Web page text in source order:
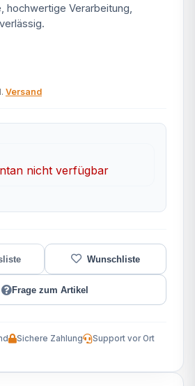
hochwertige Verarbeitung,
Versand
nicht verfügbar
Frage zum Artikel
Sichere Zahlung Support vor Ort